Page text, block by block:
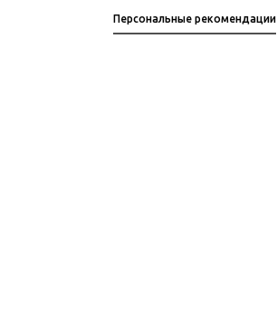
Персональные рекомендации